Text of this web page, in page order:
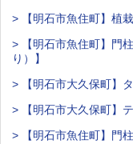
> 【明石市魚住町】植
> 【明石市魚住町】門
り）】
> 【明石市大久保町】
> 【明石市大久保町】
> 【明石市魚住町】門